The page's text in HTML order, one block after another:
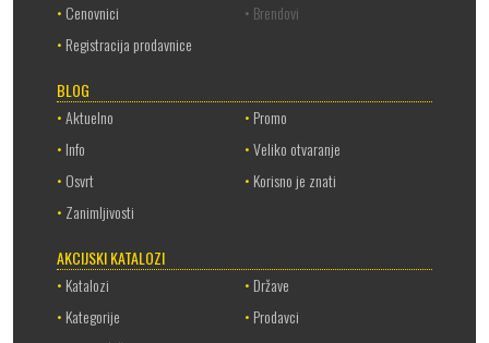
• Cenovnici
• Brendovi
• Registracija prodavnice
BLOG
•Aktuelno • Promo
• Info •Veliko otvaranje
• Osvrt • Korisno je znati
• Zanimljivosti
AKCIJSKI KATALOZI
• Katalozi • Države
• Kategorije • Prodavci